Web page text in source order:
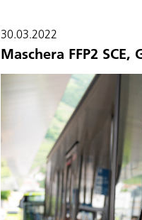
30.03.2022
Maschera FFP2 SCE,